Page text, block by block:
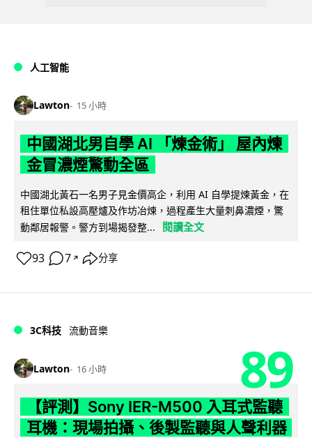
人工智能
Lawton 15 小時
中國湖北男自學 AI 「煉金術」 屋內煉
金冒濃煙驚動全區
中國湖北黃石一名男子見金價高企，利用 AI 自學提煉黃金，在
租住單位私設高壓爐及作坊冶煉，過程產生大量刺鼻濃煙，驚
動鄰居報警。警方到場揭發整...
閱讀全文
93 7 ↗ 分享
3C科技 流動音樂
Lawton 16 小時 89
【評測】Sony IER-M500 入耳式監聽
耳機：現場拍攝、後製監聽與人聲利器